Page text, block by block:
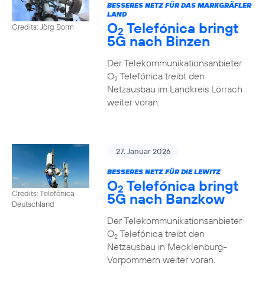
Credits: Jörg Borm
BESSERES NETZ FÜR DAS MARKGRÄFLER
LAND
O2 Telefónica bringt
5G nach Binzen
Der Telekommunikationsanbieter
O2Telefónica treibt den
Netzausbau im Landkreis Lörrach
weiter voran.
Credits: Telefónica
Deutschland
27. Januar 2026
BESSERES NETZ FÜR DIE LEWITZ
O2 Telefónica bringt
5G nach Banzkow
Der Telekommunikationsanbieter
O2Telefónica treibt den
Netzausbau in Mecklenburg-
Vorpommern weiter voran.